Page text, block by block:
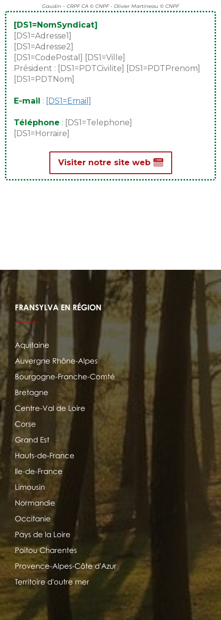
Gaudin – CRPF CA © CNPF - Olivier Martineau © CNPF
[DS1=NomSyndicat]
[DS1=Adresse1]
[DS1=Adresse2]
[DS1=CodePostal] [DS1=Ville]
Président : [DS1=PDTCivilite] [DS1=PDTPrenom]
[DS1=PDTNom]
E-mail : [DS1=Email]
Téléphone : [DS1=Telephone]
[DS1=Horraire]
Visiter notre site web
FRANSYLVA EN RÉGION
Aquitaine
Auvergne Rhône-Alpes
Bourgogne-Franche-Comté
Bretagne
Centre-Val de Loire
Corse
Grand Est
Hauts-de-France
Ile-de-France
Limousin
Normandie
Occitanie
Pays de la Loire
Poitou Charentes
Provence-Alpes-Côte d'Azur
Territoire d'outre mer